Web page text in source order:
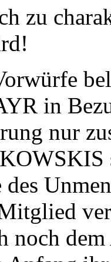
zu
in
nur
noch